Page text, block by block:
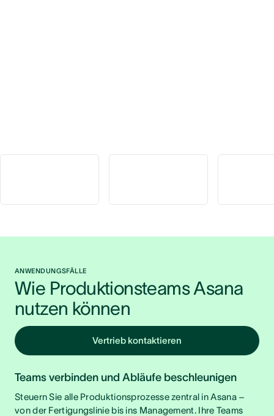
ANWENDUNGSFÄLLE
Wie Produktionsteams Asana
nutzen können
Vertrieb kontaktieren
Teams verbinden und Abläufe beschleunigen
Steuern Sie alle Produktionsprozesse zentral in Asana –
von der Fertigungslinie bis ins Management. Ihre Teams